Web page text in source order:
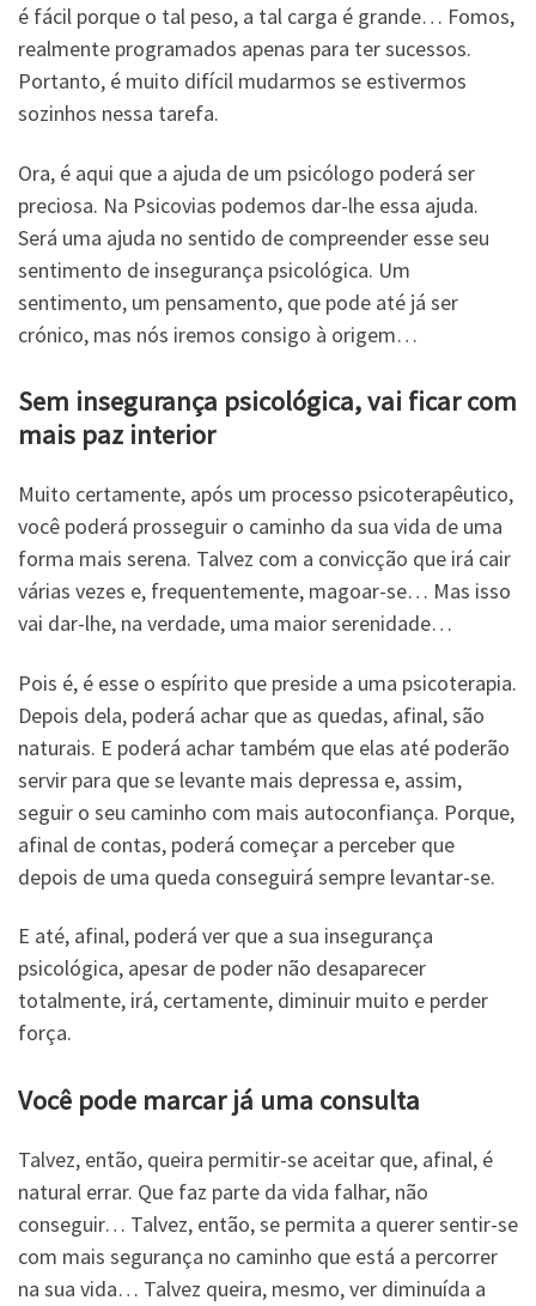
é fácil porque o tal peso, a tal carga é grande… Fomos,
realmente programados apenas para ter sucessos.
Portanto, é muito difícil mudarmos se estivermos
sozinhos nessa tarefa.
Ora, é aqui que a ajuda de um psicólogo poderá ser
preciosa. Na Psicovias podemos dar-lhe essa ajuda.
Será uma ajuda no sentido de compreender esse seu
sentimento de insegurança psicológica. Um
sentimento, um pensamento, que pode até já ser
crónico, mas nós iremos consigo à origem…
Sem insegurança psicológica, vai ficar com
mais paz interior
Muito certamente, após um processo psicoterapêutico,
você poderá prosseguir o caminho da sua vida de uma
forma mais serena. Talvez com a convicção que irá cair
várias vezes e, frequentemente, magoar-se… Mas isso
vai dar-lhe, na verdade, uma maior serenidade…
Pois é, é esse o espírito que preside a uma psicoterapia.
Depois dela, poderá achar que as quedas, afinal, são
naturais. E poderá achar também que elas até poderão
servir para que se levante mais depressa e, assim,
seguir o seu caminho com mais autoconfiança. Porque,
afinal de contas, poderá começar a perceber que
depois de uma queda conseguirá sempre levantar-se.
E até, afinal, poderá ver que a sua insegurança
psicológica, apesar de poder não desaparecer
totalmente, irá, certamente, diminuir muito e perder
força.
Você pode marcar já uma consulta
Talvez, então, queira permitir-se aceitar que, afinal, é
natural errar. Que faz parte da vida falhar, não
conseguir… Talvez, então, se permita a querer sentir-se
com mais segurança no caminho que está a percorrer
na sua vida… Talvez queira, mesmo, ver diminuída a